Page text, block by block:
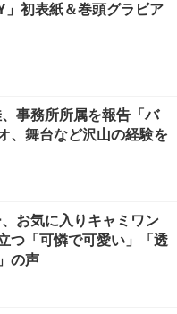
」初表紙＆巻頭グラビア
事務所所属を報告「バ
、舞台など沢山の経験を
お気に入りキャミワン
つ「可憐で可愛い」「透
の声